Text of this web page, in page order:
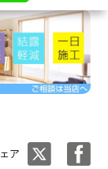
ア